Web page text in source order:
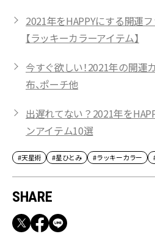
2021年をHAPPYにする開運
【ラッキーカラーアイテム】
今すぐ欲しい！2021年の開運
布、ポーチ他
出遅れてない？2021年を
ンアイテム10選
#天星術 #星ひとみ #ラッキーカラー
SHARE